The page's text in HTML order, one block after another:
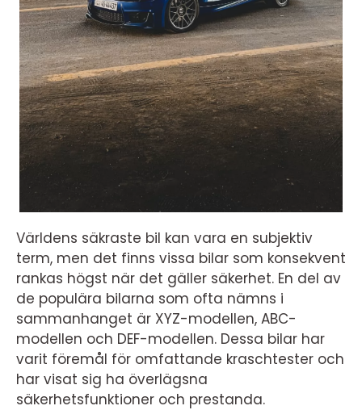
Världens säkraste bil kan vara en subjektiv
term, men det finns vissa bilar som konsekvent
rankas högst när det gäller säkerhet. En del av
de populära bilarna som ofta nämns i
sammanhanget är XYZ-modellen, ABC-
modellen och DEF-modellen. Dessa bilar har
varit föremål för omfattande kraschtester och
har visat sig ha överlägsna
säkerhetsfunktioner och prestanda.